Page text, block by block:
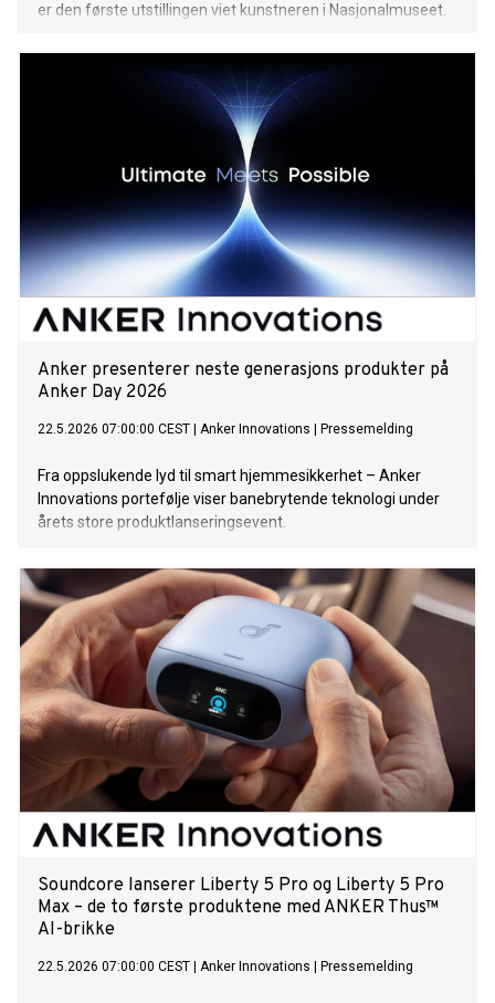
er den første utstillingen viet kunstneren i Nasjonalmuseet.
Anker presenterer neste generasjons produkter på
Anker Day 2026
22.5.2026 07:00:00 CEST Anker Innovations Pressemelding
Fra oppslukende lyd til smart hjemmesikkerhet – Anker
Innovations portefølje viser banebrytende teknologi under
årets store produktlanseringsevent.
Soundcore lanserer Liberty 5 Pro og Liberty 5 Pro
Max – de to første produktene med ANKER Thus™
AI-brikke
22.5.2026 07:00:00 CEST Anker Innovations Pressemelding